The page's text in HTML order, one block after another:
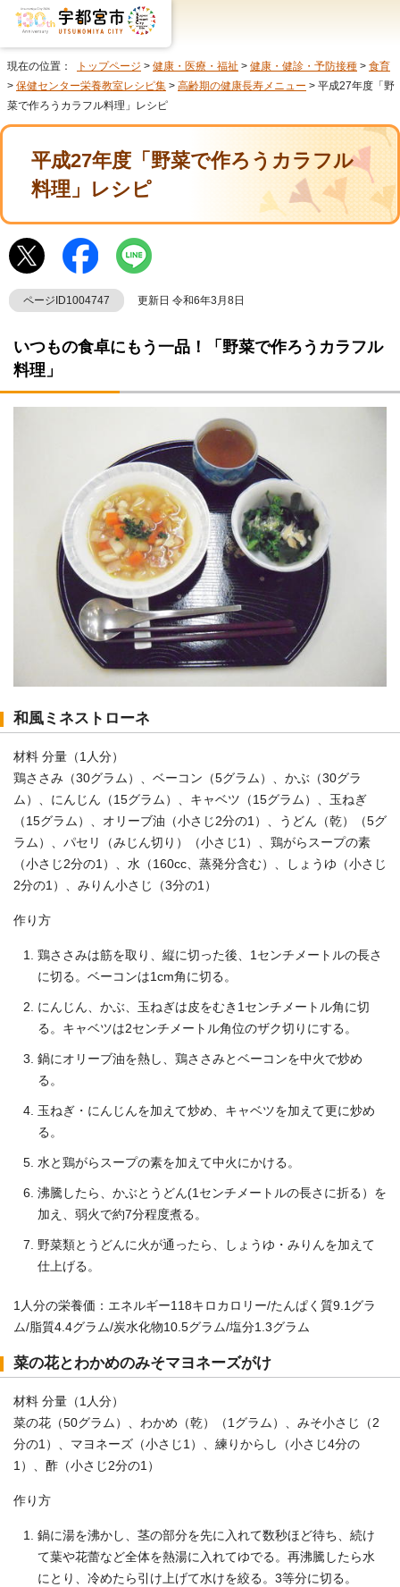
現在の位置： トップページ > 健康・医療・福祉 > 健康・健診・予防接種 > 食育
> 保健センター栄養教室レシピ集 > 高齢期の健康長寿メニュー > 平成27年度「野
菜で作ろうカラフル料理」レシピ
平成27年度「野菜で作ろうカラフル
料理」レシピ
ページID1004747 更新日 令和6年3月8日
いつもの食卓にもう一品！「野菜で作ろうカラフル
料理」
和風ミネストローネ
材料 分量（1人分）
鶏ささみ（30グラム）、ベーコン（5グラム）、かぶ（30グラ
ム）、にんじん（15グラム）、キャベツ（15グラム）、玉ねぎ
（15グラム）、オリーブ油（小さじ2分の1）、うどん（乾）（5グ
ラム）、パセリ（みじん切り）（小さじ1）、鶏がらスープの素
（小さじ2分の1）、水（160cc、蒸発分含む）、しょうゆ（小さじ
2分の1）、みりん小さじ（3分の1）
作り方
鶏ささみは筋を取り、縦に切った後、1センチメートルの長さ
に切る。ベーコンは1cm角に切る。
にんじん、かぶ、玉ねぎは皮をむき1センチメートル角に切
る。キャベツは2センチメートル角位のザク切りにする。
鍋にオリーブ油を熱し、鶏ささみとベーコンを中火で炒め
る。
玉ねぎ・にんじんを加えて炒め、キャベツを加えて更に炒め
る。
水と鶏がらスープの素を加えて中火にかける。
沸騰したら、かぶとうどん(1センチメートルの長さに折る）を
加え、弱火で約7分程度煮る。
野菜類とうどんに火が通ったら、しょうゆ・みりんを加えて
仕上げる。
1人分の栄養価：エネルギー118キロカロリー/たんぱく質9.1グラ
ム/脂質4.4グラム/炭水化物10.5グラム/塩分1.3グラム
菜の花とわかめのみそマヨネーズがけ
材料 分量（1人分）
菜の花（50グラム）、わかめ（乾）（1グラム）、みそ小さじ（2
分の1）、マヨネーズ（小さじ1）、練りからし（小さじ4分の
1）、酢（小さじ2分の1）
作り方
鍋に湯を沸かし、茎の部分を先に入れて数秒ほど待ち、続け
て葉や花蕾など全体を熱湯に入れてゆでる。再沸騰したら水
にとり、冷めたら引け上げて水けを絞る。3等分に切る。